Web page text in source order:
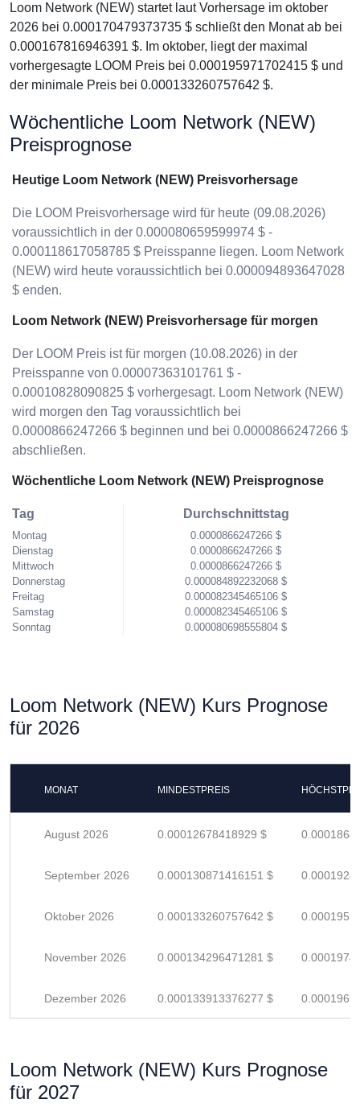
Loom Network (NEW) startet laut Vorhersage im oktober
2026 bei 0.000170479373735 $ schließt den Monat ab bei
0.000167816946391 $. Im oktober, liegt der maximal
vorhergesagte LOOM Preis bei 0.000195971702415 $ und
der minimale Preis bei 0.000133260757642 $.
Wöchentliche Loom Network (NEW)
Preisprognose
Heutige Loom Network (NEW) Preisvorhersage
Die LOOM Preisvorhersage wird für heute (09.08.2026)
voraussichtlich in der 0.000080659599974 $ -
0.000118617058785 $ Preisspanne liegen. Loom Network
(NEW) wird heute voraussichtlich bei 0.000094893647028
$ enden.
Loom Network (NEW) Preisvorhersage für morgen
Der LOOM Preis ist für morgen (10.08.2026) in der
Preisspanne von 0.00007363101761 $ -
0.00010828090825 $ vorhergesagt. Loom Network (NEW)
wird morgen den Tag voraussichtlich bei
0.0000866247266 $ beginnen und bei 0.0000866247266 $
abschließen.
Wöchentliche Loom Network (NEW) Preisprognose
Tag
Montag
Dienstag
Mittwoch
Donnerstag
Freitag
Samstag
Sonntag
Durchschnittstag
0.0000866247266 $
0.0000866247266 $
0.0000866247266 $
0.000084892232068 $
0.000082345465106 $
0.000082345465106 $
0.000080698555804 $
Loom Network (NEW) Kurs Prognose
für 2026
MONAT MINDESTPREIS
August 2026 0.00012678418929 $
September 2026 0.000130871416151 $
Oktober 2026 0.000133260757642 $
November 2026 0.000134296471281 $
Dezember 2026 0.000133913376277 $
Loom Network (NEW) Kurs Prognose
für 2027